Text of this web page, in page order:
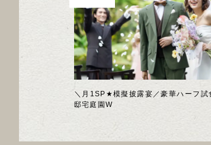
＼月1SP★模擬披露宴／豪華ハーフ試
邸宅庭園W